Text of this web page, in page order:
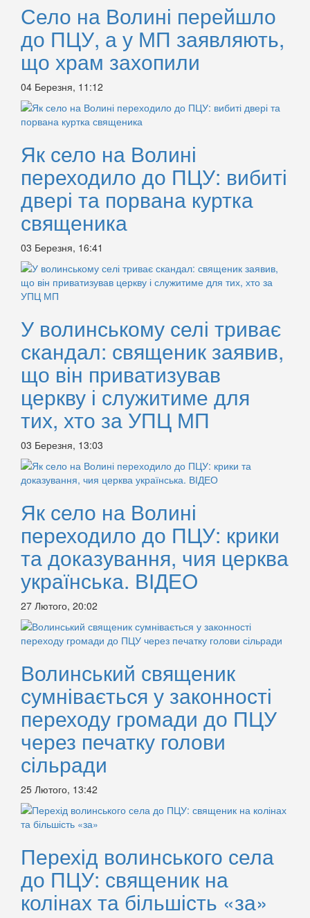
Село на Волині перейшло
до ПЦУ, а у МП заявляють,
що храм захопили
04 Березня, 11:12
Як село на Волині
переходило до ПЦУ: вибиті
двері та порвана куртка
священика
03 Березня, 16:41
У волинському селі триває
скандал: священик заявив,
що він приватизував
церкву і служитиме для
тих, хто за УПЦ МП
03 Березня, 13:03
Як село на Волині
переходило до ПЦУ: крики
та доказування, чия церква
українська. ВІДЕО
27 Лютого, 20:02
Волинський священик
сумнівається у законності
переходу громади до ПЦУ
через печатку голови
сільради
25 Лютого, 13:42
Перехід волинського села
до ПЦУ: священик на
колінах та більшість «за»